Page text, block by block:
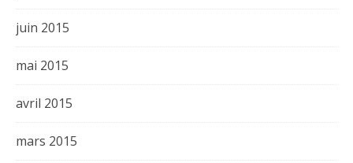
juin 2015
mai 2015
avril 2015
mars 2015